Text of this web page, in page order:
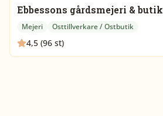
Ebbessons gårdsmejeri & butik
Mejeri Osttillverkare / Ostbutik
4,5 (96 st)